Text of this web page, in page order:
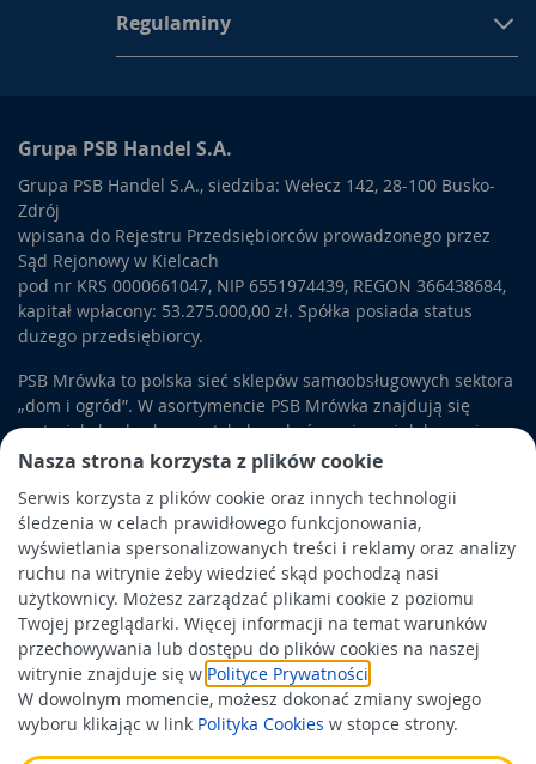
Nasza strona korzysta z plików cookie
Serwis korzysta z plików cookie oraz innych technologii
śledzenia w celach prawidłowego funkcjonowania,
wyświetlania spersonalizowanych treści i reklamy oraz analizy
ruchu na witrynie żeby wiedzieć skąd pochodzą nasi
użytkownicy. Możesz zarządzać plikami cookie z poziomu
Twojej przeglądarki. Więcej informacji na temat warunków
przechowywania lub dostępu do plików cookies na naszej
witrynie znajduje się w Polityce Prywatności
W dowolnym momencie, możesz dokonać zmiany swojego
wyboru klikając w link Polityka Cookies w stopce strony.
Regulaminy
Grupa PSB Handel S.A.
Grupa PSB Handel S.A., siedziba: Wełecz 142, 28-100 Busko-
Zdrój
wpisana do Rejestru Przedsiębiorców prowadzonego przez
Sąd Rejonowy w Kielcach
pod nr KRS 0000661047, NIP 6551974439, REGON 366438684,
kapitał wpłacony: 53.275.000,00 zł. Spółka posiada status
dużego przedsiębiorcy.
PSB Mrówka to polska sieć sklepów samoobsługowych sektora
„dom i ogród”. W asortymencie PSB Mrówka znajdują się
materiały budowlane, artykuły wykończeniowe i dekoracyjne,
wyposażenie łazienek i kuchni, elektronarzędzia, a także
artykuły związane z ogrodem i otoczeniem domu.
Obowiązek informacyjny
Polityka prywatności
Polityka Cookies
Odbiór zużytego sprzętu
Wspierają nas: